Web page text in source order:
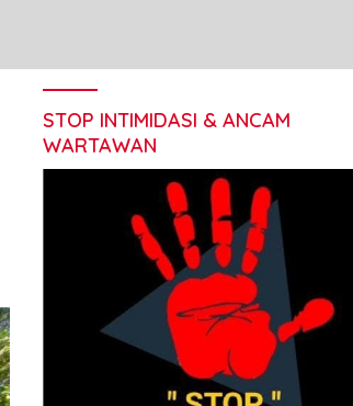
STOP INTIMIDASI & ANCAM
WARTAWAN